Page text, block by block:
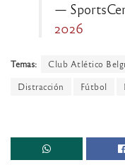
—
2026
Temas: Club Atlético
Distracción
Fútbol